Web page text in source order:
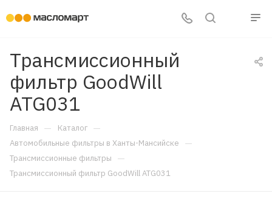
Трансмиссионный
фильтр GoodWill
ATG031
Главная — Каталог —
Автомобильные фильтры в Ханты-Мансийске —
Трансмиссионные фильтры —
Трансмиссионный фильтр GoodWill ATG031